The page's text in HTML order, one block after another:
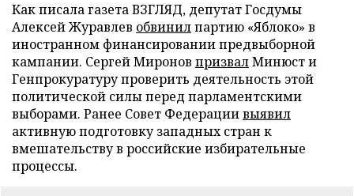
Как писала газета ВЗГЛЯД, депутат Госдумы
Алексей Журавлев обвинилпартию «Яблоко» в
иностранном финансировании предвыборной
кампании. Сергей Миронов призвалМинюст и
Генпрокуратуру проверить деятельность этой
политической силы перед парламентскими
выборами. Ранее Совет Федерациивыявил
активную подготовку западных стран к
вмешательству в российские избирательные
процессы.